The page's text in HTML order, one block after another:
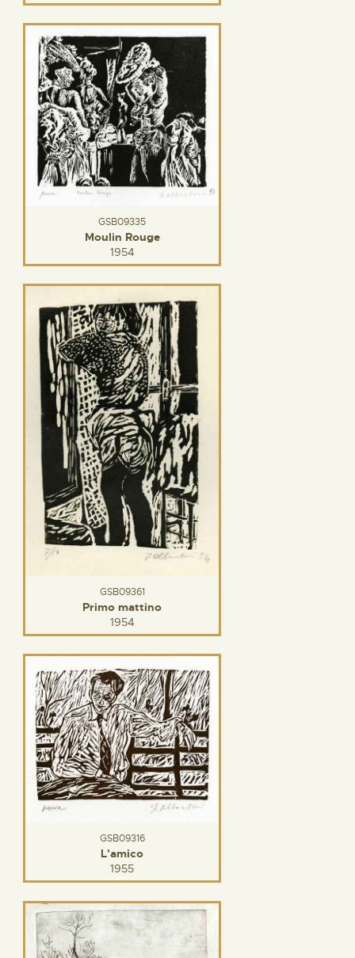
GSB09335
Moulin Rouge
1954
GSB09361
Primo mattino
1954
GSB09316
L'amico
1955